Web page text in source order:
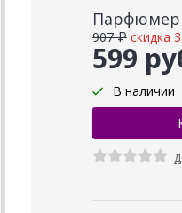
599
907 ₽ скидка
В наличии